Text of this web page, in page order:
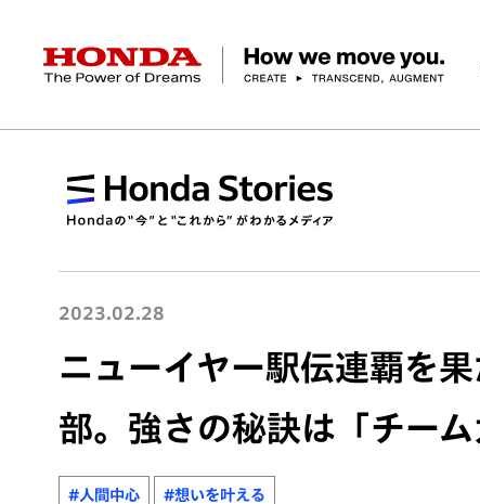
HONDA The Power of Dreams
企業情報 トップ
社長メッセージ 経営方針 会社概要
事業 トップ
バイク パワープロダクツ
テクノロジー/イノベーション トップ
テクノロジー デザイン
サステナビリティ トップ
Honda Report 環境
投資家情報 トップ
IR資料室 財務・業績情報
ニュースルーム
ニュースルーム
Discover Honda
Discover Honda
2023.02.28
ニューイヤー駅伝連覇を
部。強さの秘訣は「チーム
#人間中心 #想いを叶える